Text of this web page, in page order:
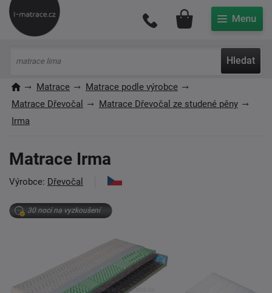
Hledat
Můj účet
Matrace
Matrace podle výrobce
Matrace Dřevočal
Matrace Dřevočal ze studené pěny
Irma
Matrace Irma
Výrobce: Dřevočal
30 nocí na vyzkoušení